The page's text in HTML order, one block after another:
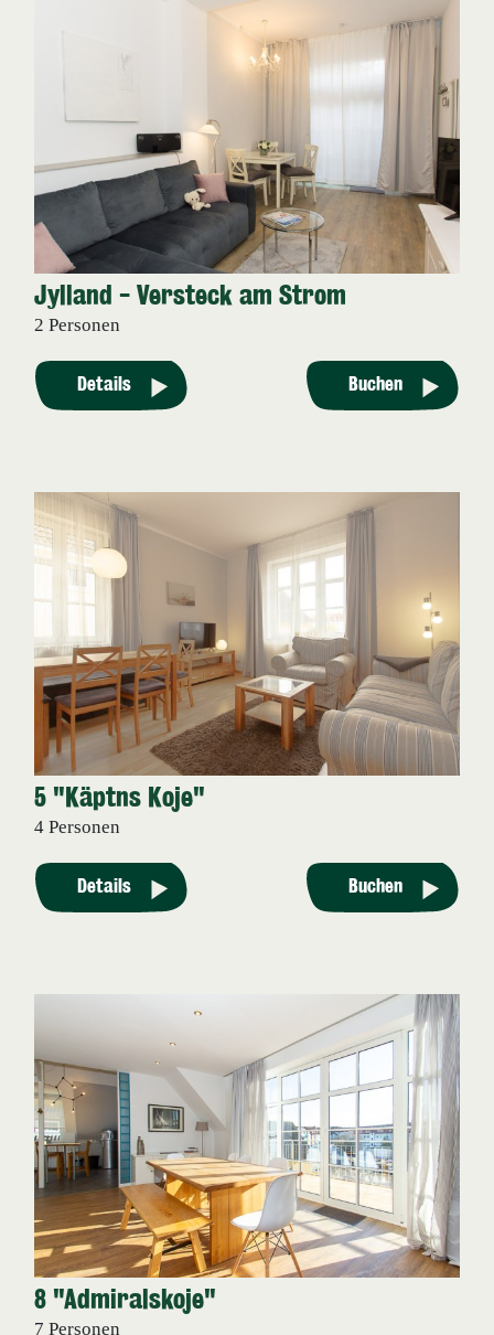
Jylland - Versteck am Strom
2 Personen
Details Buchen
5 "Käptns Koje"
4 Personen
Details Buchen
8 "Admiralskoje"
7 Personen